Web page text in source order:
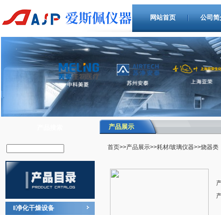
网站首页 公司简
净化干燥设备
产品展示
首页>>产品展示>>耗材/玻璃仪器>>烧器类